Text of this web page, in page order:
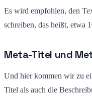
Es wird empfohlen, den
schreiben, das heißt, etwa
Meta-Titel und
Und hier kommen wir zu
Titel als auch die